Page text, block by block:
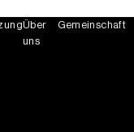
Über
uns
Gemeinschaft